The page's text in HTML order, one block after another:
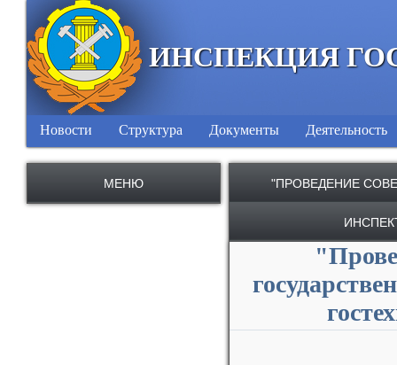
ИНСПЕКЦИЯ
Новости Структура Документы Деятельность
МЕНЮ "ПРОВЕДЕНИЕ